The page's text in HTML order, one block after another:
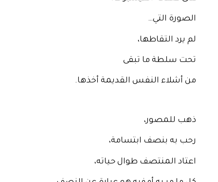
الصورة التي…
لم يرد التقاطها،
تحت سلطة ما تبقى
من أشلاء النفس القديمة أخذها.
ذهب للمصور،
رحب به بنصف ابتسامة،
اعتاد المنتصف طوال حياته،